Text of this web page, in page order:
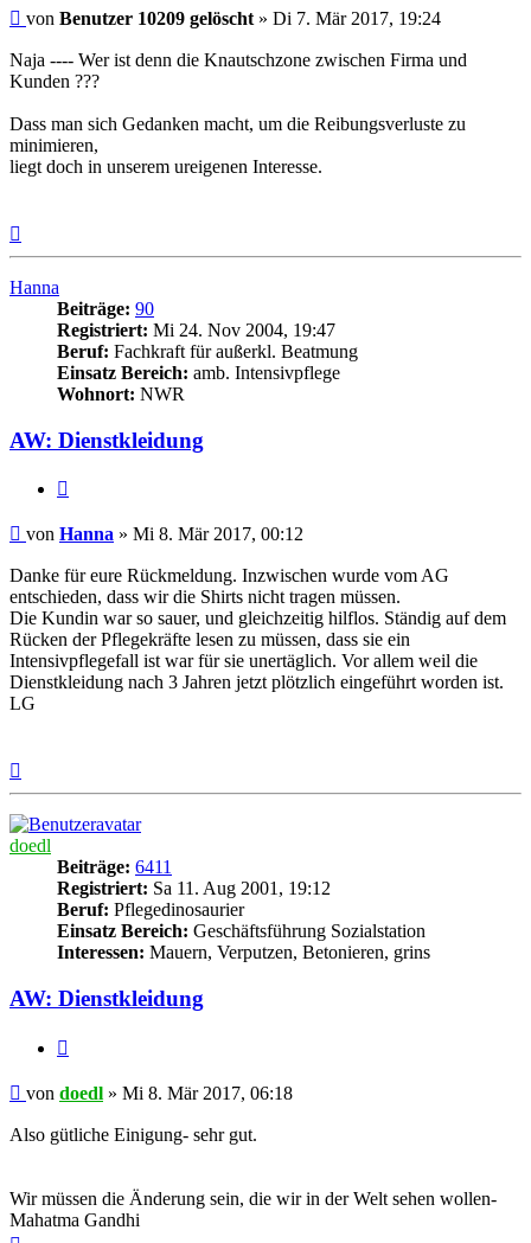
Beitrag
von Benutzer 10209 gelöscht » Di 7. Mär 2017, 19:24
Naja ---- Wer ist denn die Knautschzone zwischen Firma und
Kunden ???
Dass man sich Gedanken macht, um die Reibungsverluste zu
minimieren,
liegt doch in unserem ureigenen Interesse.
Hanna
Beiträge: 90
Registriert: Mi 24. Nov 2004, 19:47
Beruf: Fachkraft für außerkl. Beatmung
Einsatz Bereich: amb. Intensivpflege
Wohnort: NWR
AW: Dienstkleidung
Beitrag
von Hanna » Mi 8. Mär 2017, 00:12
Danke für eure Rückmeldung. Inzwischen wurde vom AG
entschieden, dass wir die Shirts nicht tragen müssen.
Die Kundin war so sauer, und gleichzeitig hilflos. Ständig auf dem
Rücken der Pflegekräfte lesen zu müssen, dass sie ein
Intensivpflegefall ist war für sie unertäglich. Vor allem weil die
Dienstkleidung nach 3 Jahren jetzt plötzlich eingeführt worden ist.
LG
doedl
Beiträge: 6411
Registriert: Sa 11. Aug 2001, 19:12
Beruf: Pflegedinosaurier
Einsatz Bereich: Geschäftsführung Sozialstation
Interessen: Mauern, Verputzen, Betonieren, grins
AW: Dienstkleidung
Beitrag
von doedl » Mi 8. Mär 2017, 06:18
Also gütliche Einigung- sehr gut.
Wir müssen die Änderung sein, die wir in der Welt sehen wollen-
Mahatma Gandhi